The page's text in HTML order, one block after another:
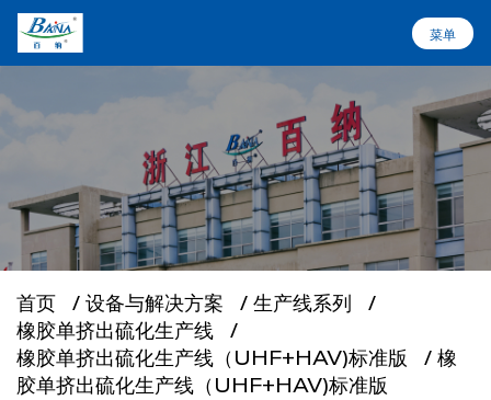
菜单
菜单
设备与解决方案
关于百纳
行业应用
首页 / 设备与解决方案 / 生产线系列
/
橡胶单挤出硫化生产线
/
橡胶单挤出硫化生产线（UHF+HAV)标准版
/ 橡
胶单挤出硫化生产线（UHF+HAV)标准版